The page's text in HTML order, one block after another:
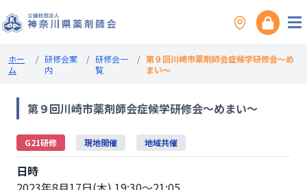
ホー
ム
/ 研修会案
内
/ 研修会一
覧
/ 第９回川崎市薬剤師会症候学研修会～め
まい～
第９回川崎市薬剤師会症候学研修会～めまい～
G21研修 現地開催 地域共催
日時